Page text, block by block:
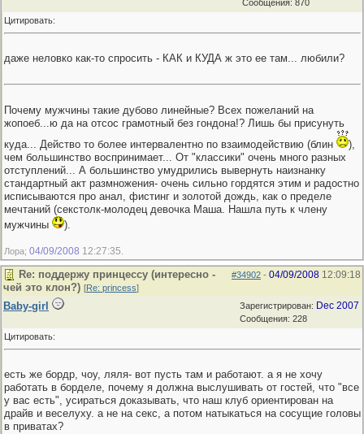
Сообщения: 870
Цитировать:
даже неловко как-то спросить - КАК и КУДА ж это ее там... любили?
Почему мужчины такие дубово линейные? Всех пожеланий на
жопоеб...ю да на отсос грамотный без гондона!? Лишь бы присунуть
куда... Действо то более интервалентно по взаимодействию (блин
),
чем большинство воспринимает... От "классики" очень много разных
отступлений... А большинство умудрились вывернуть наизнанку
стандартный акт размножения- очень сильно гордятся этим и радостно
исписываются про анал, фистинг и золотой дождь, как о пределе
мечтаний (секстолк-молодец девочка Маша. Нашла путь к члену
мужчины
).
Лора; 04/09/2008 12:27:35
#34902 - 04/09/2008 12:09:18
Re: поддержу принцессу (интересно -
чей это клон?) [Re: princess]
Зарегистрирован: Dec 2007
Сообщения: 228
Baby-girl
Цитировать:
есть же бордр, чоу, ляля- вот пусть там и работают. а я не хочу
работать в борделе, почему я должна выслушивать от гостей, что "все
у вас есть", усираться доказывать, что наш клуб ориентирован на
драйв и веселуху. а не на секс, а потом натыкаться на сосущие головы
в приватах?